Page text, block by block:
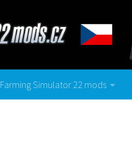
Farming Simulator 22 mods